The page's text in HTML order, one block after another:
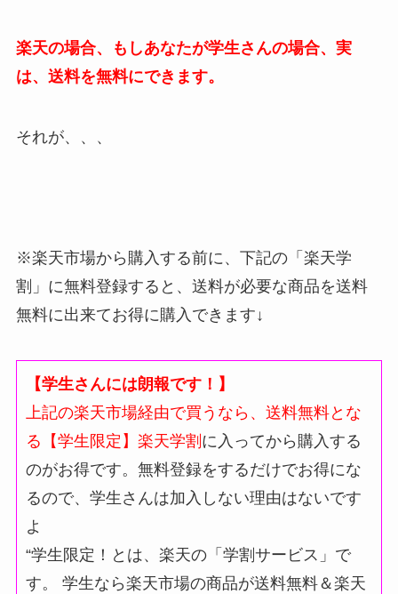
楽天の場合、もしあなたが学生さんの場合、実
は、送料を無料にできます。
それが、、、
※楽天市場から購入する前に、下記の「楽天学
割」に無料登録すると、送料が必要な商品を送料
無料に出来てお得に購入できます↓
【学生さんには朗報です！】
上記の楽天市場経由で買うなら、送料無料とな
る【学生限定】楽天学割 に入ってから購入する
のがお得です。無料登録をするだけでお得にな
るので、学生さんは加入しない理由はないです
よ
“学生限定！とは、楽天の「学割サービス」で
す。 学生なら楽天市場の商品が送料無料＆楽天